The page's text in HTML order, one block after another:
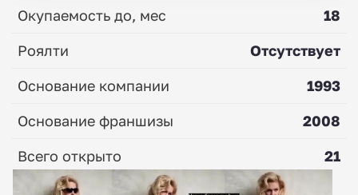
Окупаемость до, мес
18
Роялти
Отсутствует
Основание компании
1993
Основание франшизы
2008
Всего открыто
21